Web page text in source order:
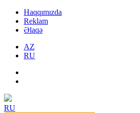
Haqqımızda
Reklam
Əlaqə
AZ
RU
RU